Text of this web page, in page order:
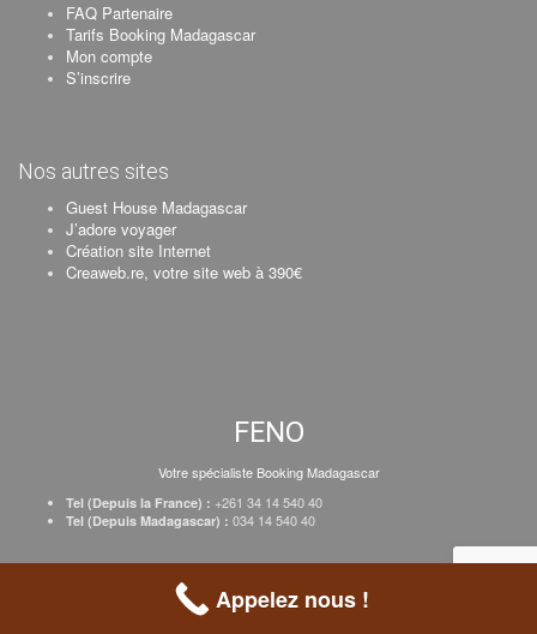
FAQ Partenaire
Tarifs Booking Madagascar
Mon compte
S’inscrire
Nos autres sites
Guest House Madagascar
J’adore voyager
Création site Internet
Creaweb.re, votre site web à 390€
FENO
Votre spécialiste Booking Madagascar
Tel (Depuis la France) : +261 34 14 540 40
Tel (Depuis Madagascar) : 034 14 540 40
Inscrire votre établissement
Appelez nous !